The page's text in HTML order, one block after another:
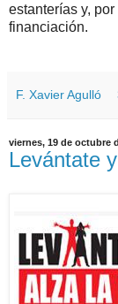
estanterías y,
financiación.
F. Xavier Agulló
viernes, 19 de octubre
Levántate